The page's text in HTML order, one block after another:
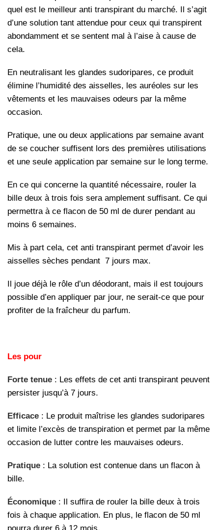
quel est le meilleur anti transpirant du marché. Il s’agit
d’une solution tant attendue pour ceux qui transpirent
abondamment et se sentent mal à l’aise à cause de
cela.
En neutralisant les glandes sudoripares, ce produit
élimine l’humidité des aisselles, les auréoles sur les
vêtements et les mauvaises odeurs par la même
occasion.
Pratique, une ou deux applications par semaine avant
de se coucher suffisent lors des premières utilisations
et une seule application par semaine sur le long terme.
En ce qui concerne la quantité nécessaire, rouler la
bille deux à trois fois sera amplement suffisant. Ce qui
permettra à ce flacon de 50 ml de durer pendant au
moins 6 semaines.
Mis à part cela, cet anti transpirant permet d’avoir les
aisselles sèches pendant 7 jours max.
Il joue déjà le rôle d’un déodorant, mais il est toujours
possible d’en appliquer par jour, ne serait-ce que pour
profiter de la fraîcheur du parfum.
Les pour
Forte tenue : Les effets de cet anti transpirant peuvent
persister jusqu’à 7 jours.
Efficace : Le produit maîtrise les glandes sudoripares
et limite l’excès de transpiration et permet par la même
occasion de lutter contre les mauvaises odeurs.
Pratique : La solution est contenue dans un flacon à
bille.
Économique : Il suffira de rouler la bille deux à trois
fois à chaque application. En plus, le flacon de 50 ml